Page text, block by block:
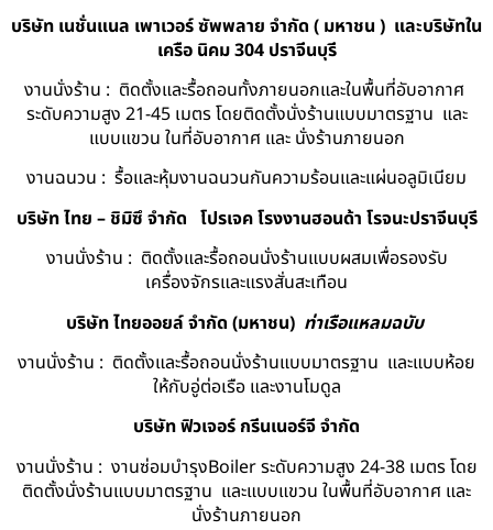
บริษัท เนชั่นแนล เพาเวอร์ ซัพพลาย จำกัด ( มหาชน ) และบริษัทใน
เครือ นิคม 304 ปราจีนบุรี
งานนั่งร้าน : ติดตั้งและรื้อถอนทั้งภายนอกและในพื้นที่อับอากาศ
ระดับความสูง 21-45 เมตร โดยติดตั้งนั่งร้านแบบมาตรฐาน และ
แบบแขวน ในที่อับอากาศ และ นั่งร้านภายนอก
งานฉนวน : รื้อและหุ้มงานฉนวนกันความร้อนและแผ่นอลูมิเนียม
บริษัท ไทย – ชิมิซึ จำกัด โปรเจค โรงงานฮอนด้า โรจนะปราจีนบุรี
งานนั่งร้าน : ติดตั้งและรื้อถอนนั่งร้านแบบผสมเพื่อรองรับ
เครื่องจักรและแรงสั่นสะเทือน
บริษัท ไทยออยล์ จํากัด (มหาชน) ท่าเรือแหลมฉบับ
งานนั่งร้าน : ติดตั้งและรื้อถอนนั่งร้านแบบมาตรฐาน และแบบห้อย
ให้กับอู่ต่อเรือ และงานโมดูล
บริษัท ฟิวเจอร์ กรีนเนอร์จี จำกัด
งานนั่งร้าน : งานซ่อมบำรุงBoiler ระดับความสูง 24-38 เมตร โดย
ติดตั้งนั่งร้านแบบมาตรฐาน และแบบแขวน ในพื้นที่อับอากาศ และ
นั่งร้านภายนอก